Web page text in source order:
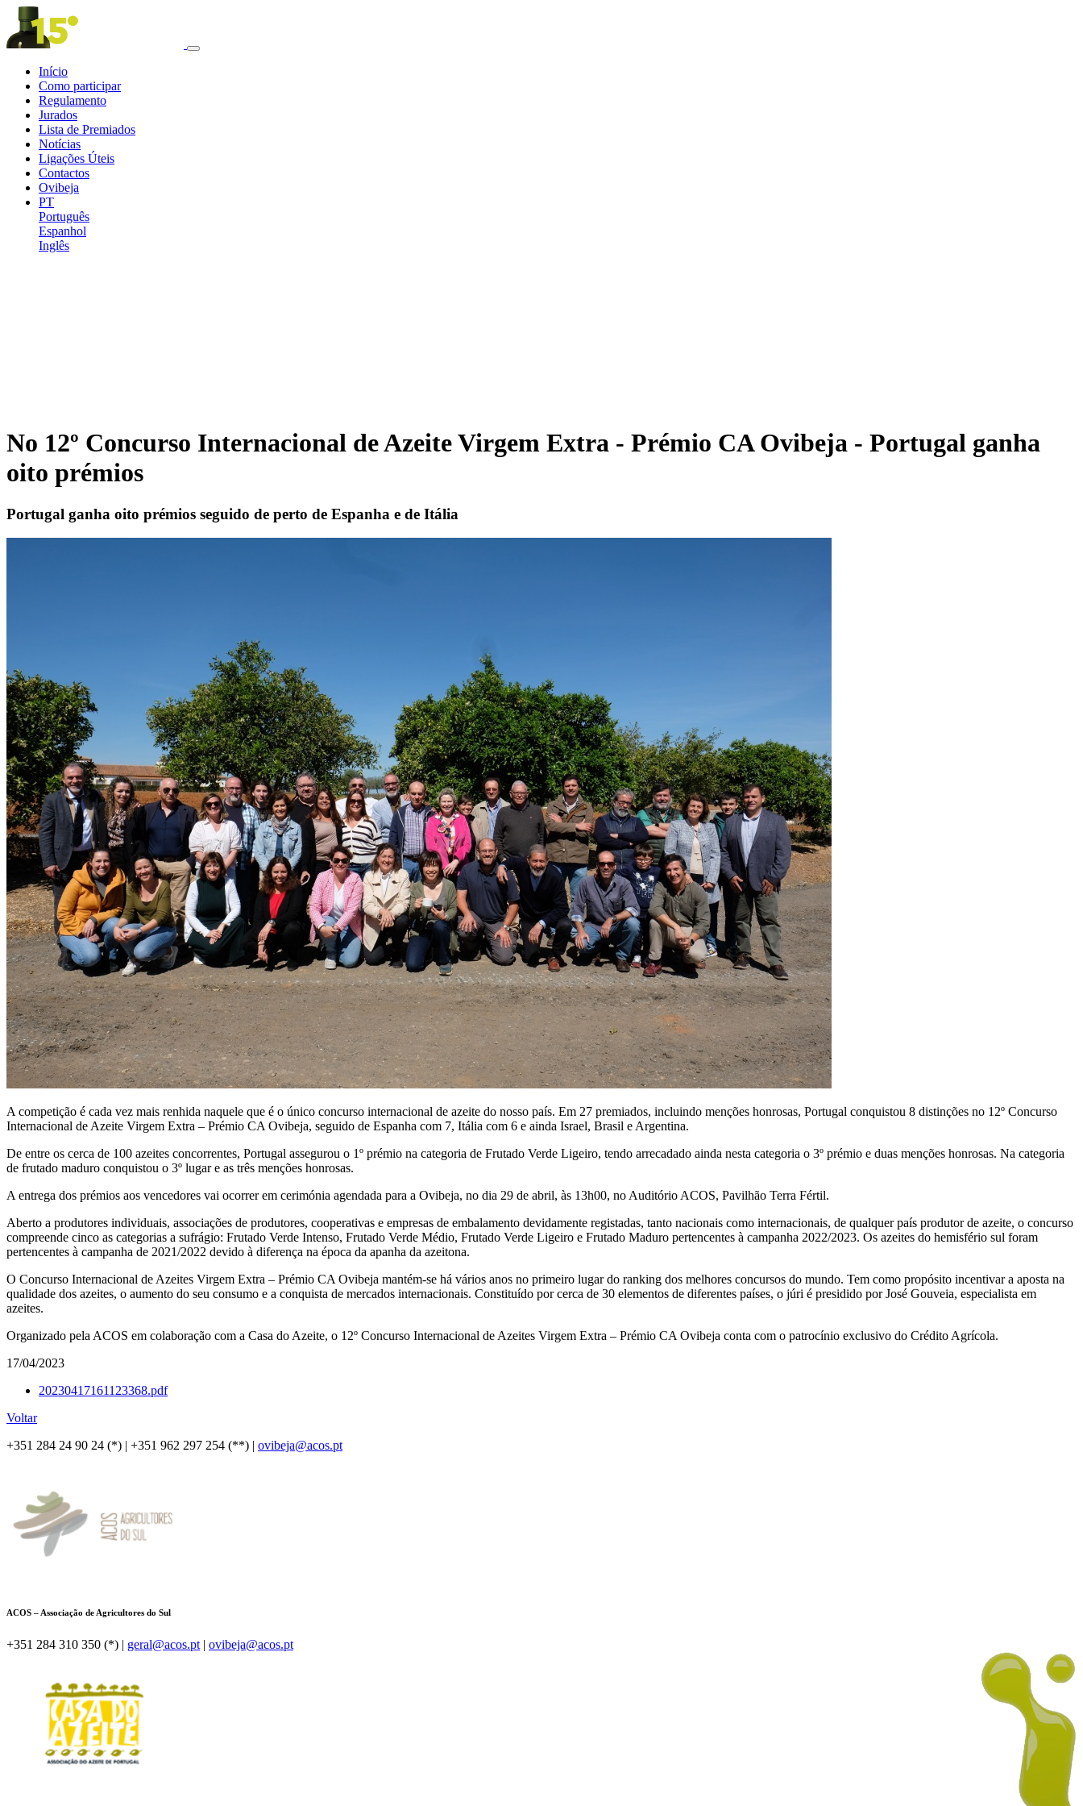
Início
Como participar
Regulamento
Jurados
Lista de Premiados
Notícias
Ligações Úteis
Contactos
Ovibeja
PT
Português
Espanhol
Inglês
No 12º Concurso Internacional de Azeite Virgem Extra - Prémio CA Ovibeja - Portugal ganha
oito prémios
Portugal ganha oito prémios seguido de perto de Espanha e de Itália
A competição é cada vez mais renhida naquele que é o único concurso internacional de azeite do nosso país. Em 27 premiados, incluindo menções honrosas, Portugal conquistou 8 distinções no 12º Concurso
Internacional de Azeite Virgem Extra – Prémio CA Ovibeja, seguido de Espanha com 7, Itália com 6 e ainda Israel, Brasil e Argentina.
De entre os cerca de 100 azeites concorrentes, Portugal assegurou o 1º prémio na categoria de Frutado Verde Ligeiro, tendo arrecadado ainda nesta categoria o 3º prémio e duas menções honrosas. Na categoria
de frutado maduro conquistou o 3º lugar e as três menções honrosas.
A entrega dos prémios aos vencedores vai ocorrer em cerimónia agendada para a Ovibeja, no dia 29 de abril, às 13h00, no Auditório ACOS, Pavilhão Terra Fértil.
Aberto a produtores individuais, associações de produtores, cooperativas e empresas de embalamento devidamente registadas, tanto nacionais como internacionais, de qualquer país produtor de azeite, o concurso
compreende cinco as categorias a sufrágio: Frutado Verde Intenso, Frutado Verde Médio, Frutado Verde Ligeiro e Frutado Maduro pertencentes à campanha 2022/2023. Os azeites do hemisfério sul foram
pertencentes à campanha de 2021/2022 devido à diferença na época da apanha da azeitona.
O Concurso Internacional de Azeites Virgem Extra – Prémio CA Ovibeja mantém-se há vários anos no primeiro lugar do ranking dos melhores concursos do mundo. Tem como propósito incentivar a aposta na
qualidade dos azeites, o aumento do seu consumo e a conquista de mercados internacionais. Constituído por cerca de 30 elementos de diferentes países, o júri é presidido por José Gouveia, especialista em
azeites.
Organizado pela ACOS em colaboração com a Casa do Azeite, o 12º Concurso Internacional de Azeites Virgem Extra – Prémio CA Ovibeja conta com o patrocínio exclusivo do Crédito Agrícola.
17/04/2023
20230417161123368.pdf
Voltar
+351 284 24 90 24 (*) | +351 962 297 254 (**) | ovibeja@acos.pt
ACOS – Associação de Agricultores do Sul
+351 284 310 350 (*) | geral@acos.pt | ovibeja@acos.pt